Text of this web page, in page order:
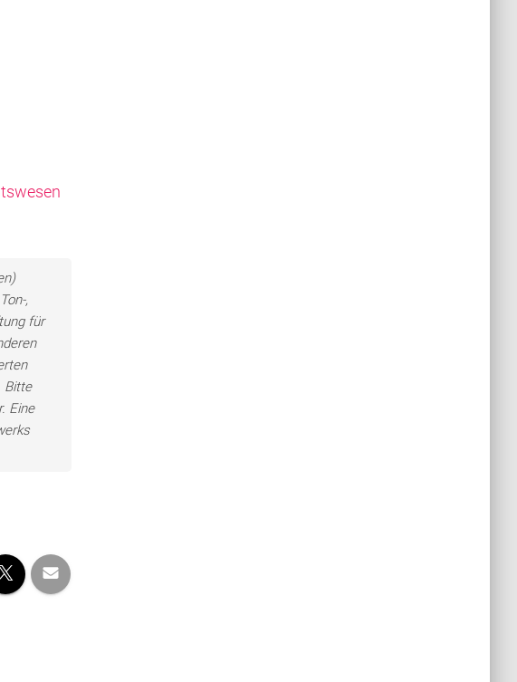
,
für
Bitte
Eine